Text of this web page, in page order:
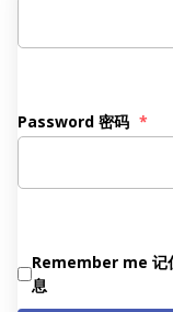
Password 密码 *
Remember me 记
息